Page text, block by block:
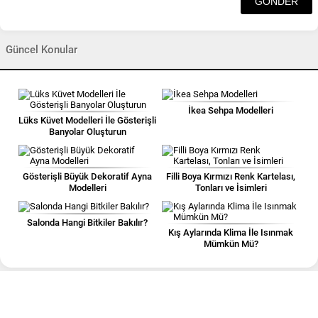
Güncel Konular
Lüks Küvet Modelleri İle Gösterişli
Banyolar Oluşturun
İkea Sehpa Modelleri
Gösterişli Büyük Dekoratif Ayna
Modelleri
Filli Boya Kırmızı Renk Kartelası,
Tonları ve İsimleri
Salonda Hangi Bitkiler Bakılır?
Kış Aylarında Klima İle Isınmak
Mümkün Mü?